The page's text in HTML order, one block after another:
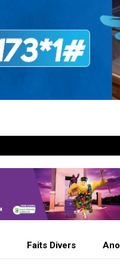
Faits Divers